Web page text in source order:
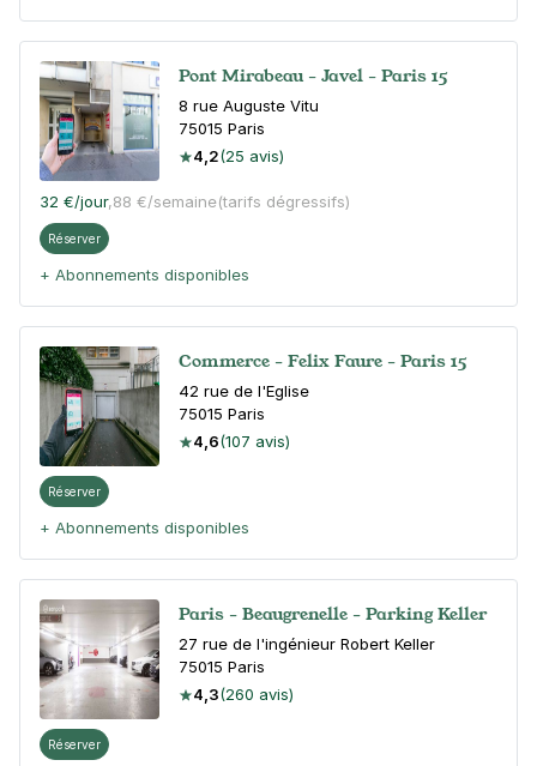
Pont Mirabeau - Javel - Paris 15
8 rue Auguste Vitu
75015 Paris
4,2(25 avis)
32 €/jour,88 €/semaine(tarifs dégressifs)
Réserver
+ Abonnements disponibles
Commerce - Felix Faure - Paris 15
42 rue de l'Eglise
75015 Paris
4,6(107 avis)
Réserver
+ Abonnements disponibles
Paris - Beaugrenelle - Parking Keller
27 rue de l'ingénieur Robert Keller
75015 Paris
4,3(260 avis)
Réserver